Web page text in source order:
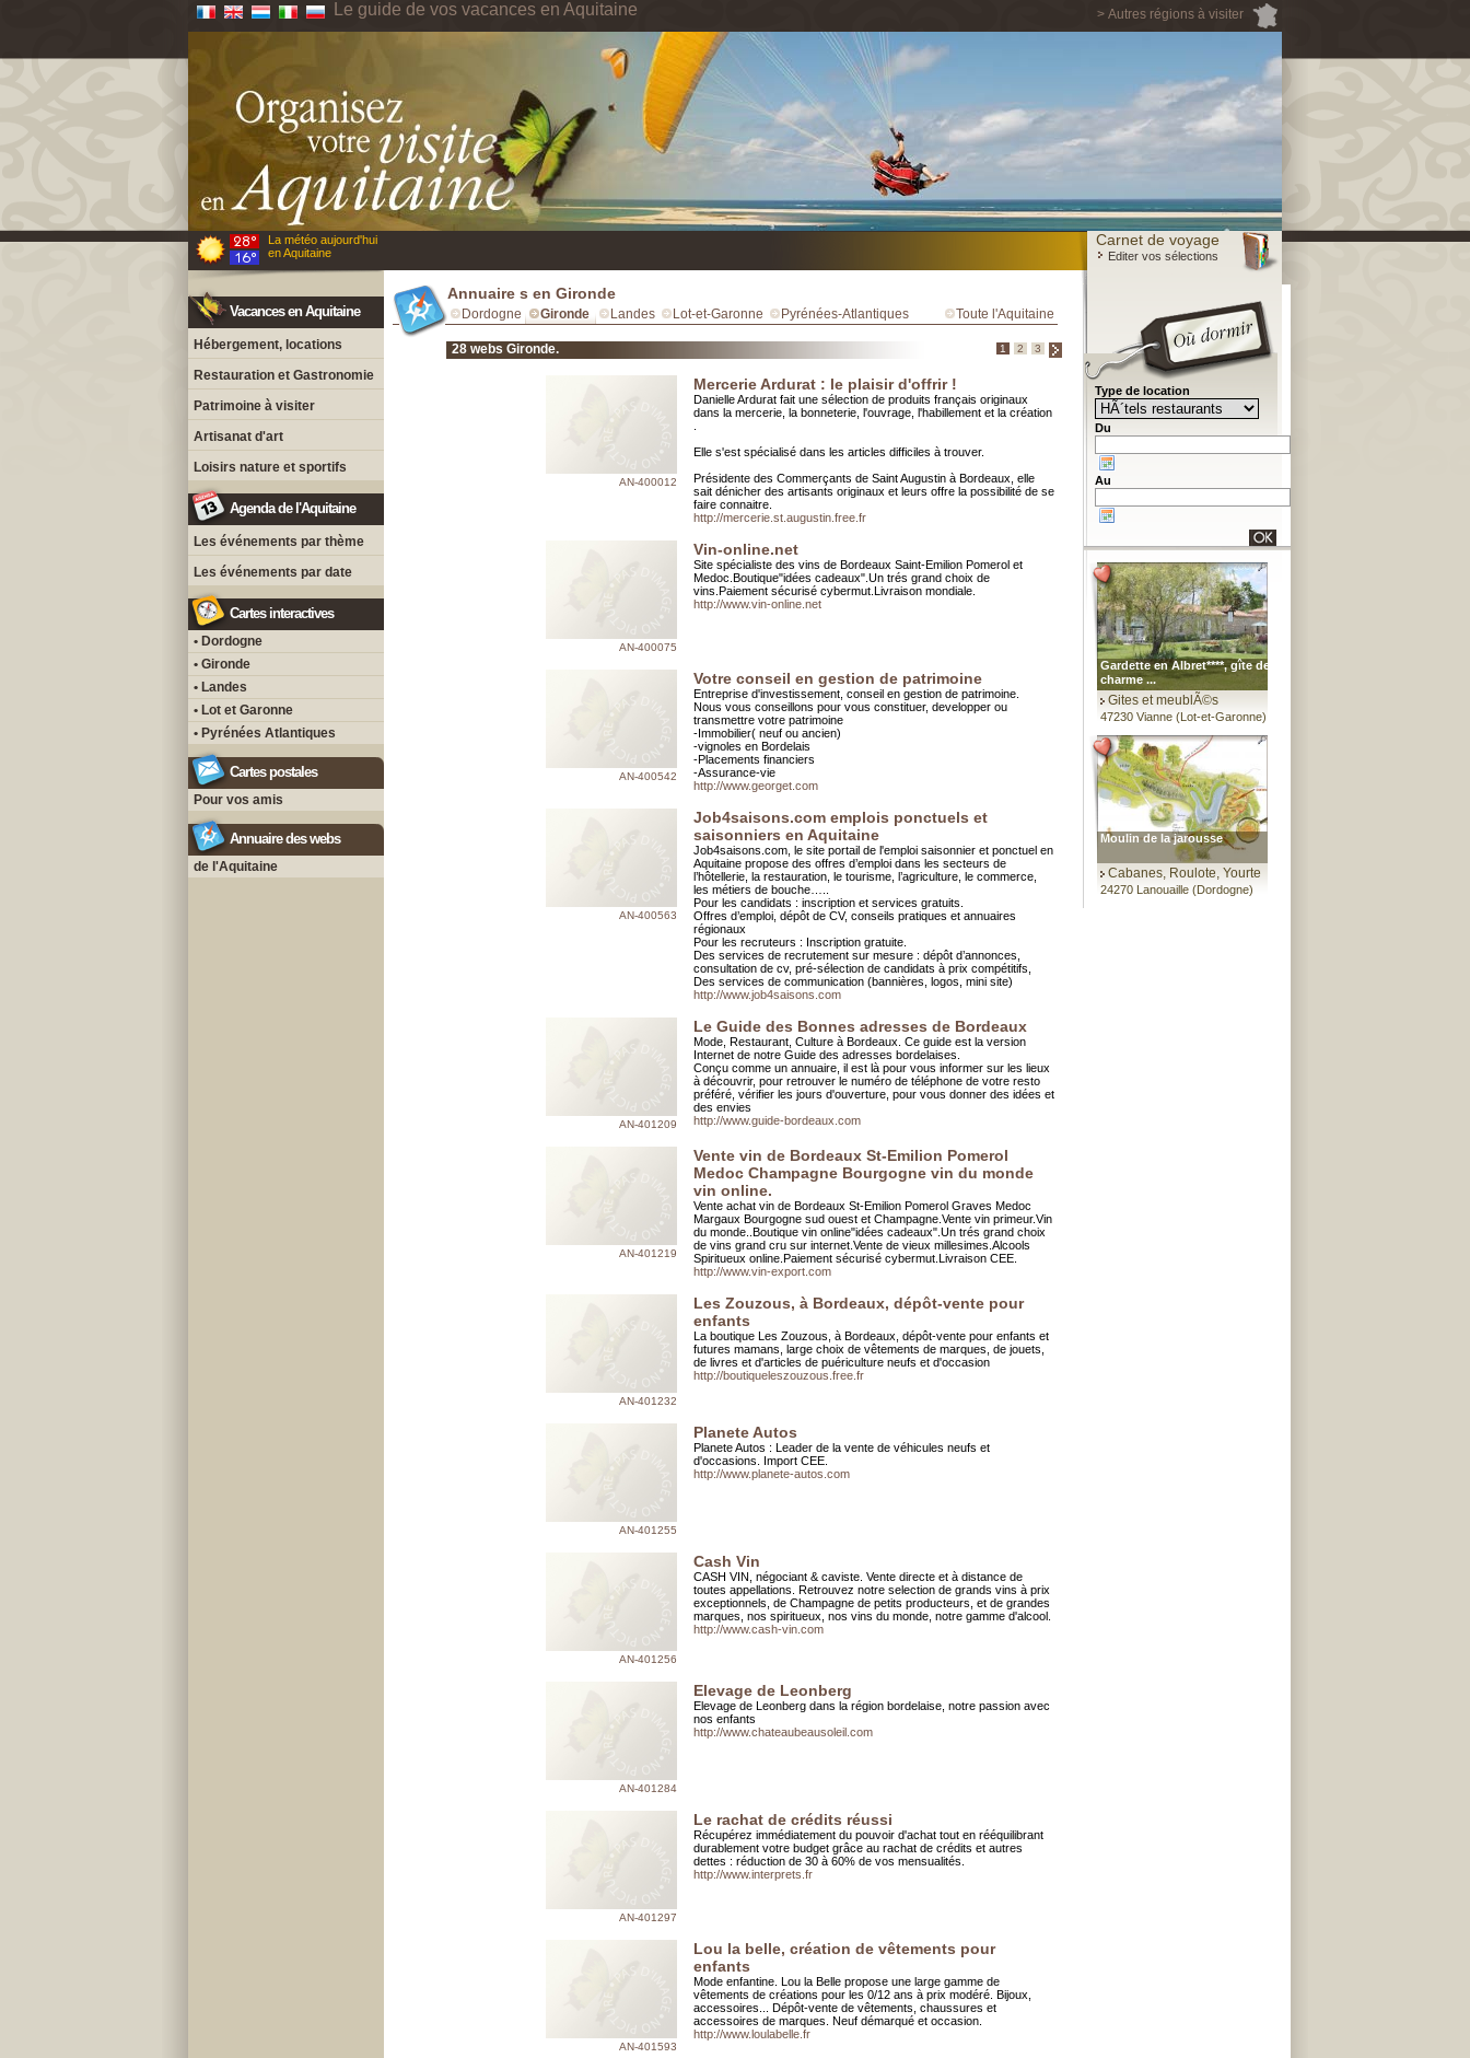
> Autres régions à visiter
Le guide de vos vacances en Aquitaine
La météo aujourd'hui
en Aquitaine
Carnet de voyage
Editer vos sélections
Vacances en Aquitaine
Hébergement, locations
Restauration et Gastronomie
Patrimoine à visiter
Artisanat d'art
Loisirs nature et sportifs
Agenda de l'Aquitaine
Les événements par thème
Les événements par date
Cartes interactives
• Dordogne
• Gironde
• Landes
• Lot et Garonne
• Pyrénées Atlantiques
Cartes postales
Pour vos amis
Annuaire des webs
de l'Aquitaine
Annuaire s en Gironde
Dordogne Gironde Landes Lot-et-Garonne Pyrénées-Atlantiques Toute l'Aquitaine
28 webs Gironde. 1 2 3
AN-400012
Mercerie Ardurat : le plaisir d'offrir !
Danielle Ardurat fait une sélection de produits français originaux
dans la mercerie, la bonneterie, l'ouvrage, l'habillement et la création
Elle s'est spécialisé dans les articles difficiles à trouver.
Présidente des Commerçants de Saint Augustin à Bordeaux, elle
sait dénicher des artisants originaux et leurs offre la possibilité de se
faire connaitre.
http://mercerie.st.augustin.free.fr
AN-400075
Vin-online.net
Site spécialiste des vins de Bordeaux Saint-Emilion Pomerol et
Medoc.Boutique"idées cadeaux".Un trés grand choix de
vins.Paiement sécurisé cybermut.Livraison mondiale.
http://www.vin-online.net
AN-400542
Votre conseil en gestion de patrimoine
Entreprise d'investissement, conseil en gestion de patrimoine.
Nous vous conseillons pour vous constituer, developper ou
transmettre votre patrimoine
-Immobilier( neuf ou ancien)
-vignoles en Bordelais
-Placements financiers
-Assurance-vie
http://www.georget.com
AN-400563
Job4saisons.com emplois ponctuels et
saisonniers en Aquitaine
Job4saisons.com, le site portail de l'emploi saisonnier et ponctuel en
Aquitaine propose des offres d’emploi dans les secteurs de
l’hôtellerie, la restauration, le tourisme, l’agriculture, le commerce,
les métiers de bouche…..
Pour les candidats : inscription et services gratuits.
Offres d’emploi, dépôt de CV, conseils pratiques et annuaires
régionaux
Pour les recruteurs : Inscription gratuite.
Des services de recrutement sur mesure : dépôt d’annonces,
consultation de cv, pré-sélection de candidats à prix compétitifs,
Des services de communication (bannières, logos, mini site)
http://www.job4saisons.com
AN-401209
Le Guide des Bonnes adresses de Bordeaux
Mode, Restaurant, Culture à Bordeaux. Ce guide est la version
Internet de notre Guide des adresses bordelaises.
Conçu comme un annuaire, il est là pour vous informer sur les lieux
à découvrir, pour retrouver le numéro de téléphone de votre resto
préféré, vérifier les jours d'ouverture, pour vous donner des idées et
des envies
http://www.guide-bordeaux.com
AN-401219
Vente vin de Bordeaux St-Emilion Pomerol
Medoc Champagne Bourgogne vin du monde
vin online.
Vente achat vin de Bordeaux St-Emilion Pomerol Graves Medoc
Margaux Bourgogne sud ouest et Champagne.Vente vin primeur.Vin
du monde..Boutique vin online"idées cadeaux".Un trés grand choix
de vins grand cru sur internet.Vente de vieux millesimes.Alcools
Spiritueux online.Paiement sécurisé cybermut.Livraison CEE.
http://www.vin-export.com
AN-401232
Les Zouzous, à Bordeaux, dépôt-vente pour
enfants
La boutique Les Zouzous, à Bordeaux, dépôt-vente pour enfants et
futures mamans, large choix de vêtements de marques, de jouets,
de livres et d'articles de puériculture neufs et d'occasion
http://boutiqueleszouzous.free.fr
AN-401255
Planete Autos
Planete Autos : Leader de la vente de véhicules neufs et
d'occasions. Import CEE.
http://www.planete-autos.com
AN-401256
Cash Vin
CASH VIN, négociant & caviste. Vente directe et à distance de
toutes appellations. Retrouvez notre selection de grands vins à prix
exceptionnels, de Champagne de petits producteurs, et de grandes
marques, nos spiritueux, nos vins du monde, notre gamme d'alcool.
http://www.cash-vin.com
AN-401284
Elevage de Leonberg
Elevage de Leonberg dans la région bordelaise, notre passion avec
nos enfants
http://www.chateaubeausoleil.com
AN-401297
Le rachat de crédits réussi
Récupérez immédiatement du pouvoir d'achat tout en rééquilibrant
durablement votre budget grâce au rachat de crédits et autres
dettes : réduction de 30 à 60% de vos mensualités.
http://www.interprets.fr
AN-401593
Lou la belle, création de vêtements pour
enfants
Mode enfantine. Lou la Belle propose une large gamme de
vêtements de créations pour les 0/12 ans à prix modéré. Bijoux,
accessoires... Dépôt-vente de vêtements, chaussures et
accessoires de marques. Neuf démarqué et occasion.
http://www.loulabelle.fr
Type de location
Du
Au
Gardette en Albret****, gîte de
charme ...
Gites et meublÃ©s
47230 Vianne (Lot-et-Garonne)
Moulin de la jarousse
Cabanes, Roulote, Yourte
24270 Lanouaille (Dordogne)